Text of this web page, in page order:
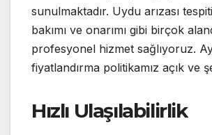
sunulmaktadır. Uydu arızası
bakımı ve onarımı gibi birçok
profesyonel hizmet sağlıyoruz.
fiyatlandırma politikamız açık ve
Hızlı Ulaşılabilirlik